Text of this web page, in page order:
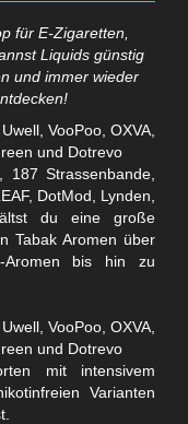
für E-Zigaretten,
Liquids günstig
und immer wieder
Strassenbande,
DotMod, Lynden,
du eine große
Tabak Aromen über
Aromen bis hin zu
mit intensivem
Varianten